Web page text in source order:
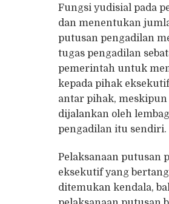
Fungsi yudisial pada
dan menentukan
putusan pengadilan
tugas pengadilan
pemerintah untuk
kepada pihak
antar pihak,
dijalankan oleh
pengadilan itu sendiri.
Pelaksanaan putusan
eksekutif yang
ditemukan kendala,